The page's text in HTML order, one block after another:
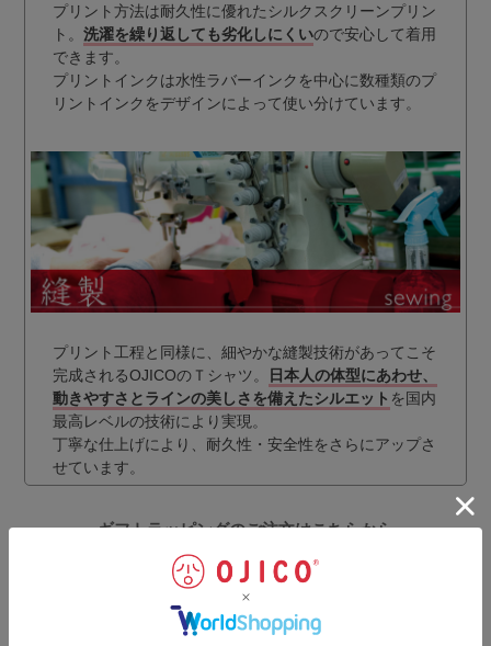
プリント方法は耐久性に優れたシルクスクリーンプリン
ト。 洗濯を繰り返しても劣化しにくいので安心して着用
できます。
プリントインクは水性ラバーインクを中心に数種類のプ
リントインクをデザインによって使い分けています。
プリント工程と同様に、細やかな縫製技術があってこそ
完成されるOJICOのＴシャツ。
日本人の体型にあわせ、
動きやすさとラインの美しさを備えたシルエット を国内
最高レベルの技術により実現。
丁寧な仕上げにより、耐久性・安全性をさらにアップさ
せています。
ギフトラッピングのご注文はこちらから